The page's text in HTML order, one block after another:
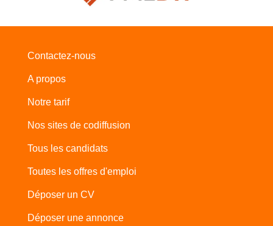
Contactez-nous
A propos
Notre tarif
Nos sites de codiffusion
Tous les candidats
Toutes les offres d'emploi
Déposer un CV
Déposer une annonce